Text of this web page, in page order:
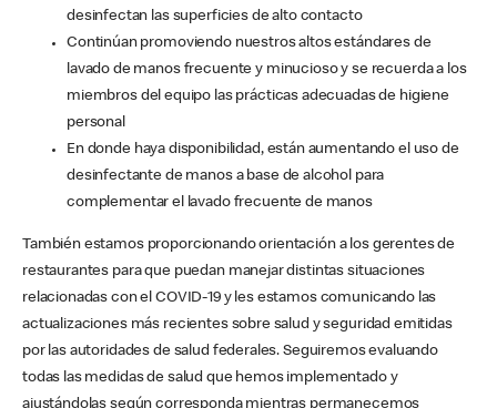
desinfectan las superficies de alto contacto
Continúan promoviendo nuestros altos estándares de
lavado de manos frecuente y minucioso y se recuerda a los
miembros del equipo las prácticas adecuadas de higiene
personal
En donde haya disponibilidad, están aumentando el uso de
desinfectante de manos a base de alcohol para
complementar el lavado frecuente de manos
También estamos proporcionando orientación a los gerentes de
restaurantes para que puedan manejar distintas situaciones
relacionadas con el COVID-19 y les estamos comunicando las
actualizaciones más recientes sobre salud y seguridad emitidas
por las autoridades de salud federales. Seguiremos evaluando
todas las medidas de salud que hemos implementado y